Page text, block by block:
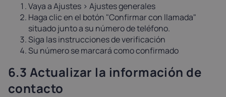
Vaya a Ajustes > Ajustes generales
Haga clic en el botón "Confirmar con llamada"
situado junto a su número de teléfono.
Siga las instrucciones de verificación
Su número se marcará como confirmado
6.3 Actualizar la información de
contacto